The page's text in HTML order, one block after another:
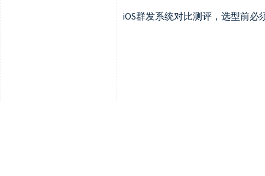
iOS群发系统对比测评，选型前必